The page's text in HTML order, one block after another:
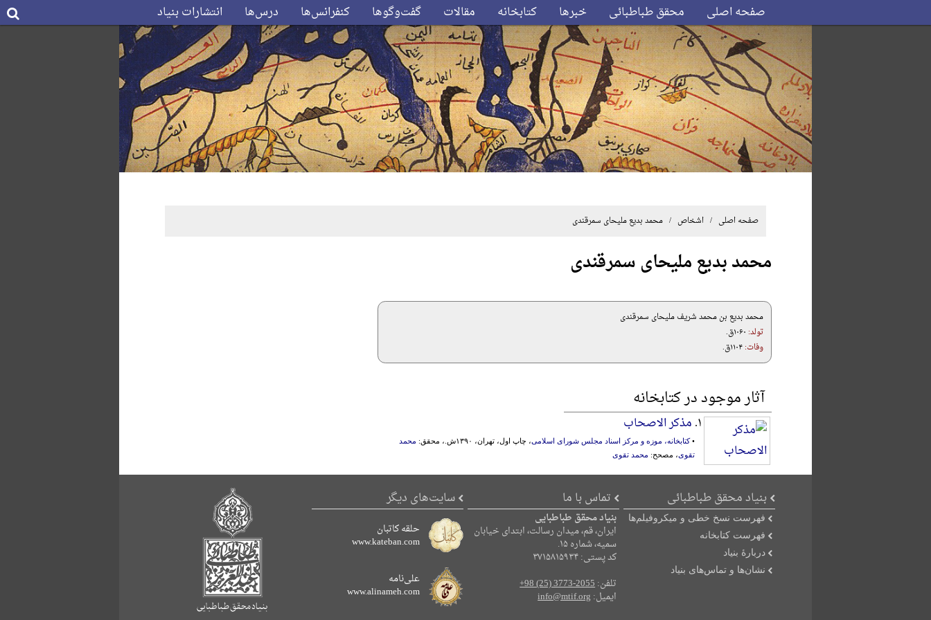
صفحه اصلی محقق طباطبائی خبرها کتابخانه مقالات گفت‌وگوها کنفرانس‌ها درس‌ها انتشارات بنیاد
صفحه اصلی / اشخاص / محمد بدیع ملیحای سمرقندی
محمد بدیع ملیحای سمرقندی
محمد بدیع بن محمد شریف ملیحای سمرقندی
تولد:
وفات:۱۱۰۴ق.
آثار موجود در کتابخانه
۱. مذکر الاصحاب
•کتابخانه، موزه و مرکز اسناد مجلس شورای اسلامی، چاپ اول، تهران، ۱۳۹۰ش.، محقق:
محمد
تقوی، مصحح: محمد تقوی
بنیاد محقق طباطبائی
فهرست نسخ خطی و میکروفیلم‌ها
فهرست کتابخانه
دربارۀ بنیاد
نشان‌ها و تماس‌های بنیاد
تماس با ما
بنیاد محقق طباطبایی
ایران، قم، میدان رسالت، ابتدای خیابان
سمیه، شماره ۱۵.
کد پستی: ۳۷۱۵۸۱۵۹۳۴
تلفن:+98 (25) 3773-2055
ایمیل:info@mtif.org
سایت‌های دیگر
حلقه کاتبان
www.kateban.com
علی‌نامه
www.alinameh.com